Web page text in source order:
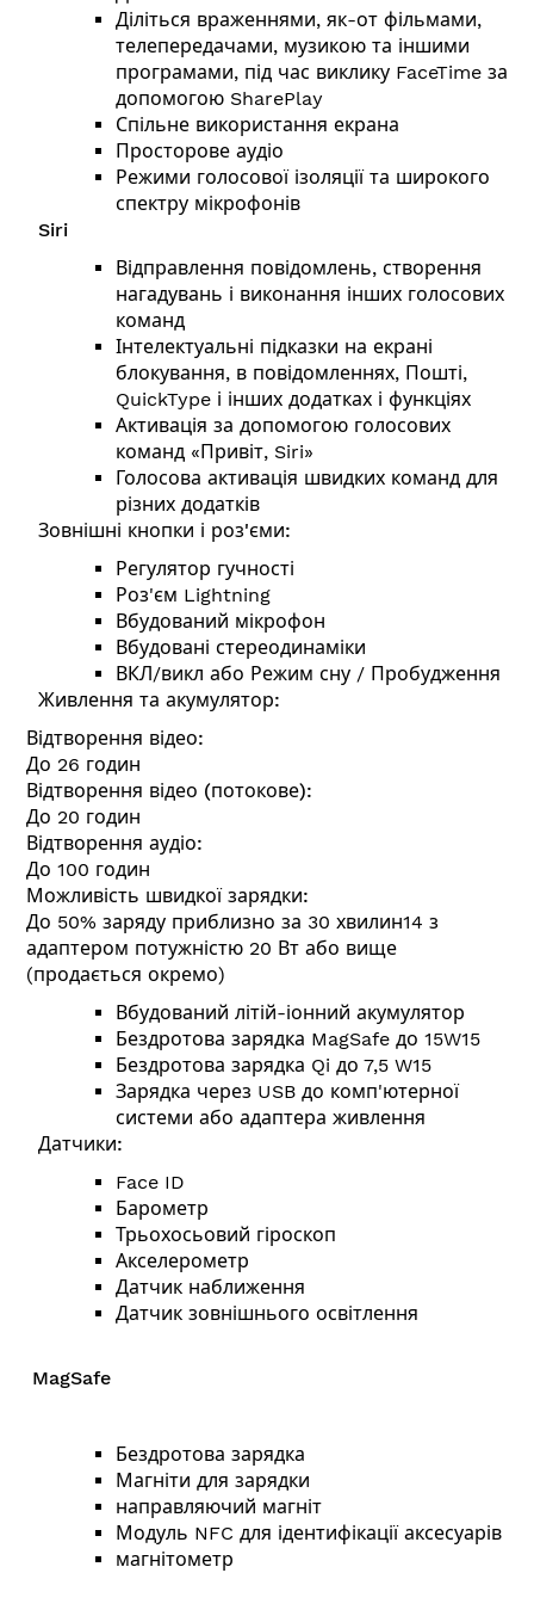
Діліться враженнями, як-от фільмами,
телепередачами, музикою та іншими
програмами, під час виклику FaceTime за
допомогою SharePlay
Спільне використання екрана
Просторове аудіо
Режими голосової ізоляції та широкого
спектру мікрофонів
Siri
Відправлення повідомлень, створення
нагадувань і виконання інших голосових
команд
Інтелектуальні підказки на екрані
блокування, в повідомленнях, Пошті,
QuickType і інших додатках і функціях
Активація за допомогою голосових
команд «Привіт, Siri»
Голосова активація швидких команд для
різних додатків
Зовнішні кнопки і роз'єми:
Регулятор гучності
Роз'єм Lightning
Вбудований мікрофон
Вбудовані стереодинаміки
ВКЛ/викл або Режим сну / Пробудження
Живлення та акумулятор:
Відтворення відео:
До 26 годин
Відтворення відео (потокове):
До 20 годин
Відтворення аудіо:
До 100 годин
Можливість швидкої зарядки:
До 50% заряду приблизно за 30 хвилин14 з
адаптером потужністю 20 Вт або вище
(продається окремо)
Вбудований літій-іонний акумулятор
Бездротова зарядка MagSafe до 15W15
Бездротова зарядка Qi до 7,5 W15
Зарядка через USB до комп'ютерної
системи або адаптера живлення
Датчики:
Face ID
Барометр
Трьохосьовий гіроскоп
Акселерометр
Датчик наближення
Датчик зовнішнього освітлення
MagSafe
Бездротова зарядка
Магніти для зарядки
направляючий магніт
Модуль NFC для ідентифікації аксесуарів
магнітометр